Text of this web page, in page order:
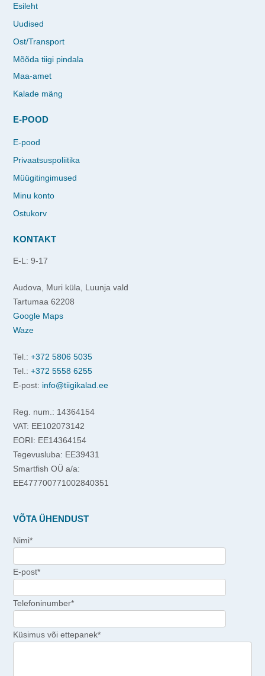
Esileht
Uudised
Ost/Transport
Mõõda tiigi pindala
Maa-amet
Kalade mäng
E-POOD
E-pood
Privaatsuspoliitika
Müügitingimused
Minu konto
Ostukorv
KONTAKT
E-L: 9-17
Audova, Muri küla, Luunja vald
Tartumaa 62208
Google Maps
Waze
Tel.: +372 5806 5035
Tel.: +372 5558 6255
E-post: info@tiigikalad.ee
Reg. num.: 14364154
VAT: EE102073142
EORI: EE14364154
Tegevusluba: EE39431
Smartfish OÜ a/a:
EE477700771002840351
VÕTA ÜHENDUST
Nimi*
E-post*
Telefoninumber*
Küsimus või ettepanek*